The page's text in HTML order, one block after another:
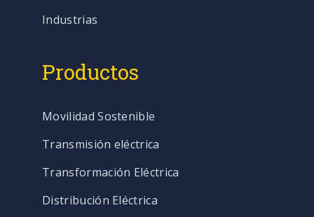
Industrias
Productos
Movilidad Sostenible
Transmisión eléctrica
Transformación Eléctrica
Distribución Eléctrica